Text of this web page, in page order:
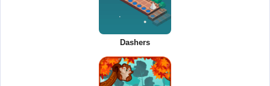
Dashers